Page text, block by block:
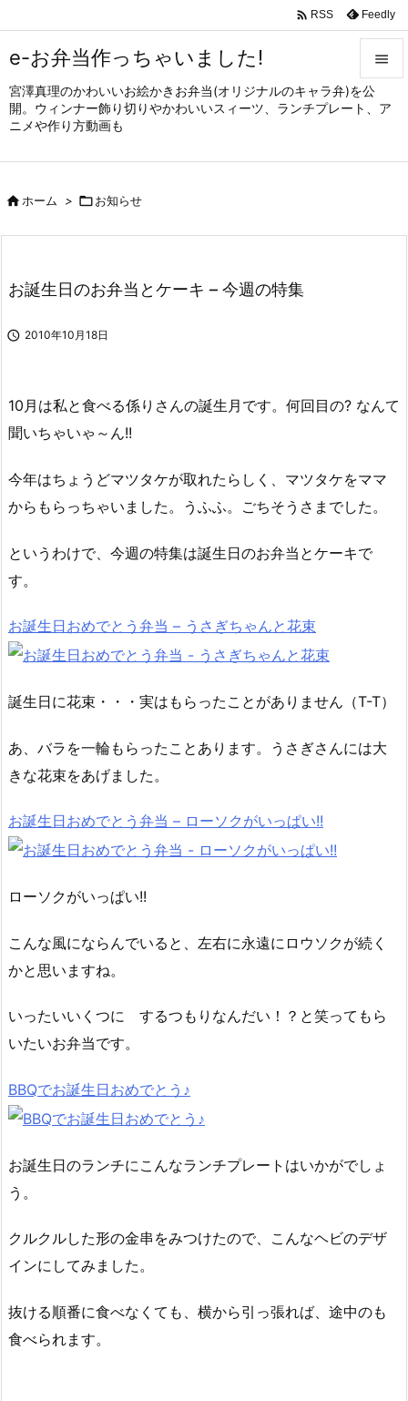
e-お弁当作っちゃいました!
宮澤真理のかわいいお絵かきお弁当(オリジナルのキャラ弁)を公
開。ウィンナー飾り切りやかわいいスィーツ、ランチプレート、ア
ニメや作り方動画も


メニュ
サイド

 RSS Feedly
ホーム > お知らせ
お誕生日のお弁当とケーキ – 今週の特集
 2010年10月18日
10月は私と食べる係りさんの誕生月です。何回目の? なんて
聞いちゃいゃ～ん!!
今年はちょうどマツタケが取れたらしく、マツタケをママ
からもらっちゃいました。うふふ。ごちそうさまでした。
というわけで、今週の特集は誕生日のお弁当とケーキで
す。
お誕生日おめでとう弁当 – うさぎちゃんと花束
誕生日に花束・・・実はもらったことがありません（T-T）
あ、バラを一輪もらったことあります。うさぎさんには大
きな花束をあげました。
お誕生日おめでとう弁当 – ローソクがいっぱい!!
ローソクがいっぱい!!
こんな風にならんでいると、左右に永遠にロウソクが続く
かと思いますね。
いったいいくつに するつもりなんだい！？と笑ってもら
いたいお弁当です。
BBQでお誕生日おめでとう♪
お誕生日のランチにこんなランチプレートはいかがでしょ
う。
クルクルした形の金串をみつけたので、こんなヘビのデザ
インにしてみました。
抜ける順番に食べなくても、横から引っ張れば、途中のも
食べられます。